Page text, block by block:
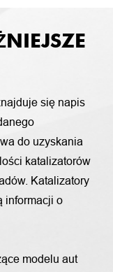
się napis
do uzyskania
katalizatorów
Katalizatory
informacji o
modelu aut